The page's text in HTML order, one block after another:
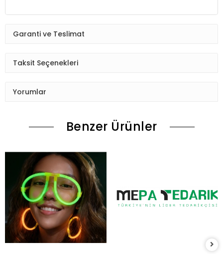
Garanti ve Teslimat
Taksit Seçenekleri
Yorumlar
Benzer Ürünler